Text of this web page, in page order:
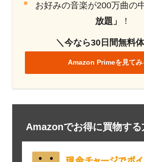
お好みの音楽が200万曲の
放題」
！
＼今なら30日間無料
Amazon Primeを見てみ
Amazonでお得に買物する